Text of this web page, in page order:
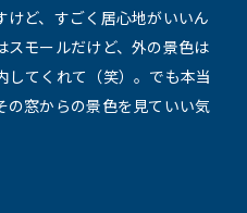
ど、すごく居心地がいいん
スモールだけど、外の景色は
してくれて（笑）。でも本当
の窓からの景色を見ていい気